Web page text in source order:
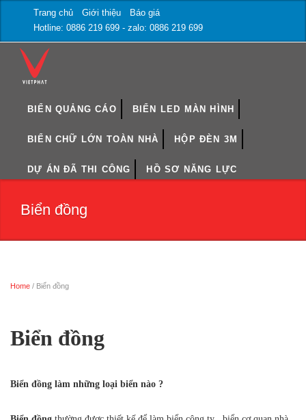
Trang chủ Giới thiệu
Báo giá
Hotline: 0886 219 699 - zalo: 0886 219 699
BIỂN QUẢNG CÁO BIỂN LED MÀN HÌNH
BIỂN CHỮ LỚN TOÀN NHÀ HỘP ĐÈN 3M
DỰ ÁN ĐÃ THI CÔNG HỒ SƠ NĂNG LỰC
Biển đồng
Home / Biển đồng
Biển đồng
Biển đồng làm những loại biển nào ?